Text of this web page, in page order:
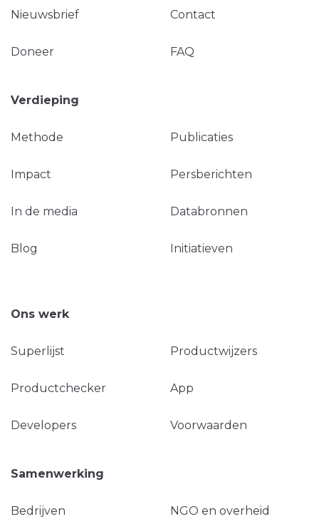
Nieuwsbrief Contact
Doneer FAQ
Verdieping
Methode Publicaties
Impact Persberichten
In de media Databronnen
Blog Initiatieven
Ons werk
Superlijst Productwijzers
Productchecker App
Developers Voorwaarden
Samenwerking
Bedrijven NGO en overheid